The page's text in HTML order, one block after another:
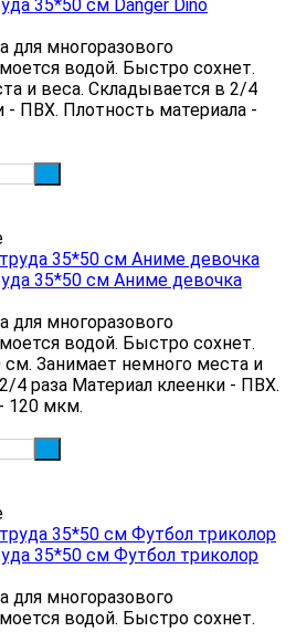
35*50 см Danger Dino
для многоразового
водой. Быстро сохнет.
и веса. Складывается в 2/4
- ПВХ. Плотность материала -
35*50 см Аниме девочка
для многоразового
водой. Быстро сохнет.
см. Занимает немного места и
4 раза Материал клеенки - ПВХ.
120 мкм.
35*50 см Футбол триколор
для многоразового
водой. Быстро сохнет.